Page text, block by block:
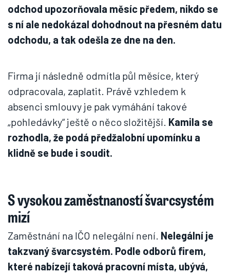
odchod upozorňovala měsíc předem, nikdo se
s ní ale nedokázal dohodnout na přesném datu
odchodu, a tak odešla ze dne na den.
Firma jí následně odmítla půl měsíce, který
odpracovala, zaplatit. Právě vzhledem k
absenci smlouvy je pak vymáhání takové
„pohledávky“ ještě o něco složitější. Kamila se
rozhodla, že podá předžalobní upomínku a
klidně se bude i soudit.
S vysokou zaměstnaností švarcsystém
mizí
Zaměstnání na IČO nelegální není. Nelegální je
takzvaný švarcsystém. Podle odborů firem,
které nabízejí taková pracovní místa, ubývá,